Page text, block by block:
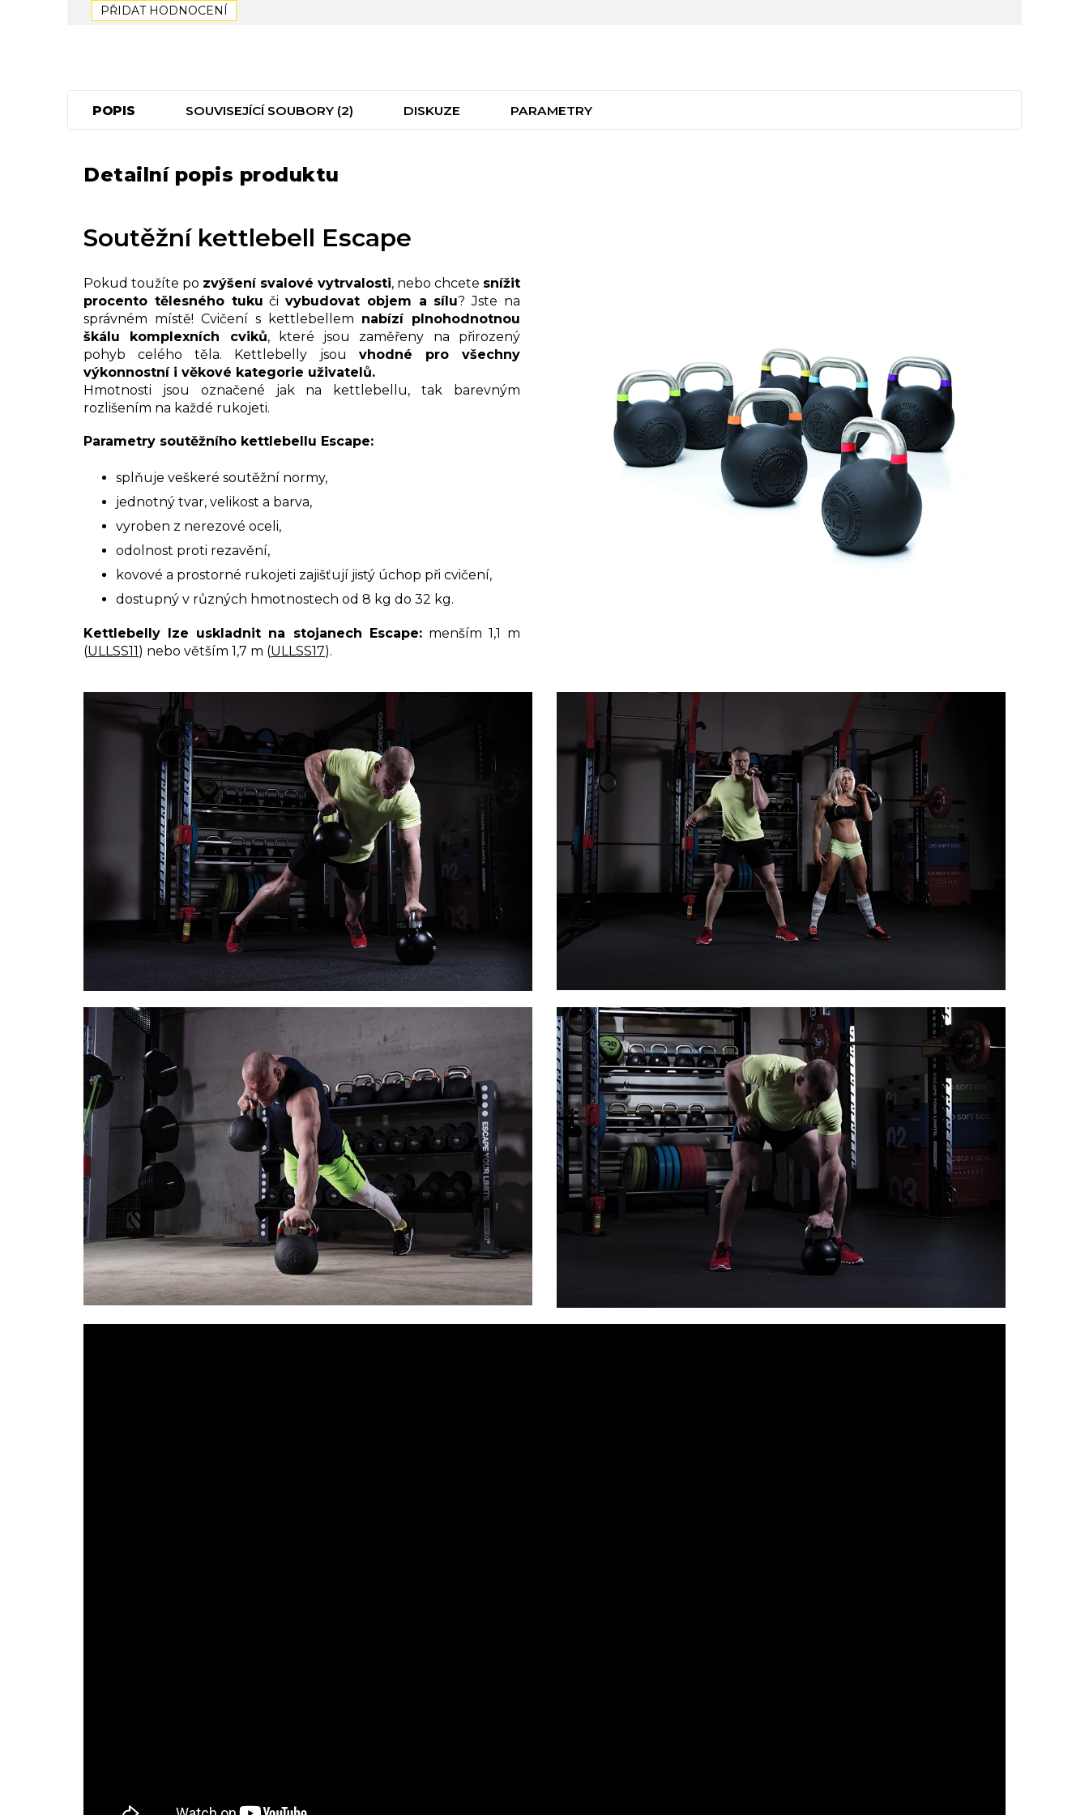
PŘIDAT HODNOCENÍ
POPIS SOUVISEJÍCÍ SOUBORY (2) DISKUZE PARAMETRY
Detailní popis produktu
Soutěžní kettlebell Escape
Pokud toužíte po zvýšení svalové vytrvalosti, nebo chcete snížit
procento tělesného tuku čivybudovat objem a sílu? Jste na
správném místě! Cvičení s kettlebellem nabízí plnohodnotnou
škálu komplexních cviků, které jsou zaměřeny na přirozený
pohyb celého těla. Kettlebelly jsou vhodné pro všechny
výkonnostní i věkové kategorie uživatelů.
Hmotnosti jsou označené jak na kettlebellu, tak barevným
rozlišením na každé rukojeti.
Parametry soutěžního kettlebellu Escape:
splňuje veškeré soutěžní normy,
jednotný tvar, velikost a barva,
vyroben z nerezové oceli,
odolnost proti rezavění,
kovové a prostorné rukojeti zajišťují jistý úchop při cvičení,
dostupný v různých hmotnostech od 8 kg do 32 kg.
Kettlebelly lze uskladnit na stojanech Escape:menším 1,1 m
(ULLSS11) nebo větším 1,7 m (ULLSS17).